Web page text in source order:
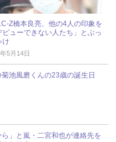
Z橋本良亮、他の4人の印象を
ビューできない人たち」とぶっ
け
5月14日
池風磨くんの23歳の誕生日
ら」と嵐・二宮和也が連絡先を